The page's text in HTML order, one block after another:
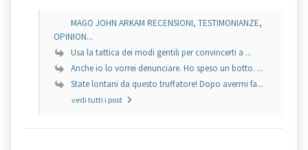
MAGO JOHN ARKAM RECENSIONI, TESTIMONIANZE,
OPINION...
Usa la tattica dei modi gentili per convincerti a ...
Anche io lo vorrei denunciare. Ho speso un botto. ...
State lontani da questo truffatore! Dopo avermi fa...
vedi tutti i post